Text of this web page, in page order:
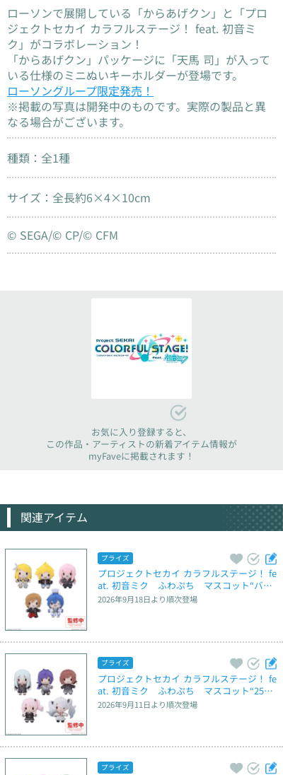
ローソンで展開している「からあげクン」と「プロ
ジェクトセカイ カラフルステージ！ feat. 初音ミ
ク」がコラボレーション！
「からあげクン」パッケージに「天馬 司」が入って
いる仕様のミニぬいキーホルダーが登場です。
ローソングループ限定発売！
※掲載の写真は開発中のものです。実際の製品と異
なる場合がございます。
種類：全1種
サイズ：全長約6×4×10cm
© SEGA/© CP/© CFM
お気に入り登録すると、
この作品・アーティストの新着アイテム情報が
myFaveに掲載されます！
関連アイテム
プライズ
プロジェクトセカイ カラフルステージ！ fe
at. 初音ミク　ふわぷち　マスコット“バー
チャル・シンガー” ～Brand New World～
2026年9月18日より順次登場
プライズ
プロジェクトセカイ カラフルステージ！ fe
at. 初音ミク　ふわぷち　マスコット“25
時、ナイトコードで。” ～Brand New Worl
2026年9月11日より順次登場
プライズ